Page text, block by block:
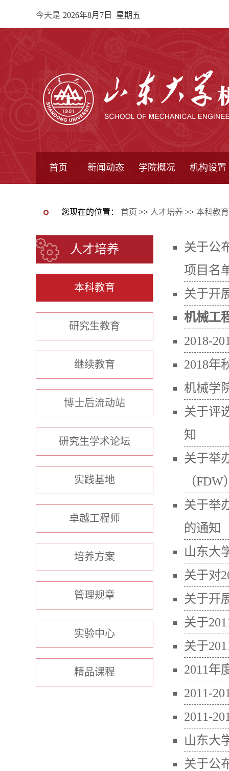
今天是 2026年8月7日 星期五
首页 新闻动态 学院概况 机构设置
您现在的位置： 首页 >> 人才培养 >> 本科教育
人才培养
本科教育
研究生教育
继续教育
博士后流动站
研究生学术论坛
实践基地
卓越工程师
培养方案
管理规章
实验中心
精品课程
关于公
项目名
关于开
机械工
2018-
2018年
机械学
关于评
知
关于举
（
关于举
的通知
山东大
关于对
关于开
关于
关于
2011年
2011-
2011-
山东大
关于公